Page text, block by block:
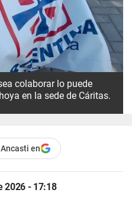
colaborar lo puede
en la sede de Cáritas.
en
2026 - 17:18